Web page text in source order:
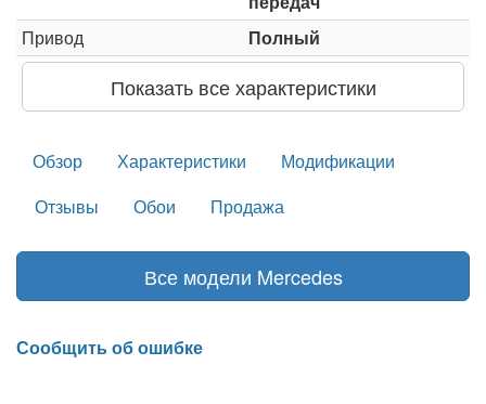
Привод
Полный
Показать все характеристики
Обзор Характеристики
Модификации
Отзывы
Обои Продажа
Все модели Mercedes
Сообщить об ошибке